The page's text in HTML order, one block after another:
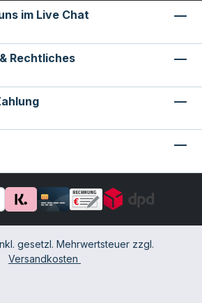
im Live Chat
Rechtliches
gesetzl. Mehrwertsteuer zzgl.
Versandkosten